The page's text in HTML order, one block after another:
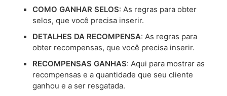
COMO GANHAR SELOS: As regras para obter
selos, que você precisa inserir.
DETALHES DA RECOMPENSA: As regras para
obter recompensas, que você precisa inserir.
RECOMPENSAS GANHAS: Aqui para mostrar as
recompensas e a quantidade que seu cliente
ganhou e a ser resgatada.